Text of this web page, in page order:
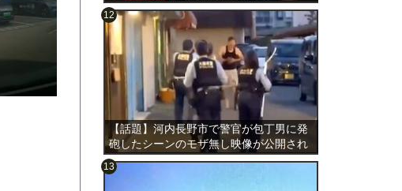
【話題】河内長野市で警官が包丁男に発
砲したシーンのモザ無し映像が公開され
る。